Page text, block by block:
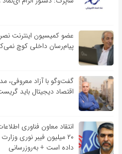
عضو کمیسیون اینترنت
پیام‌رسان داخلی کوچ
گفت‌و‌گو با آزاد معروفی،
اقتصاد دیجیتال باید
انتقاد معاون فناوری
۲۰ میلیون فیبر نوری
داده است + به‌روزرسانی